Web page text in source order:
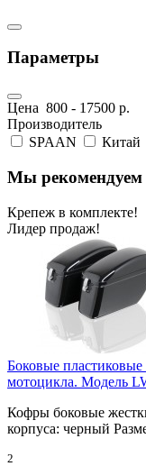
Параметры
Цена 800 - 17500 р.
Производитель
SPAAN
Китай
Мы рекомендуем
Крепеж в комплекте!
Лидер продаж!
Боковые
мотоцикла. Модель
Кофры боковые
корпуса: черный
2